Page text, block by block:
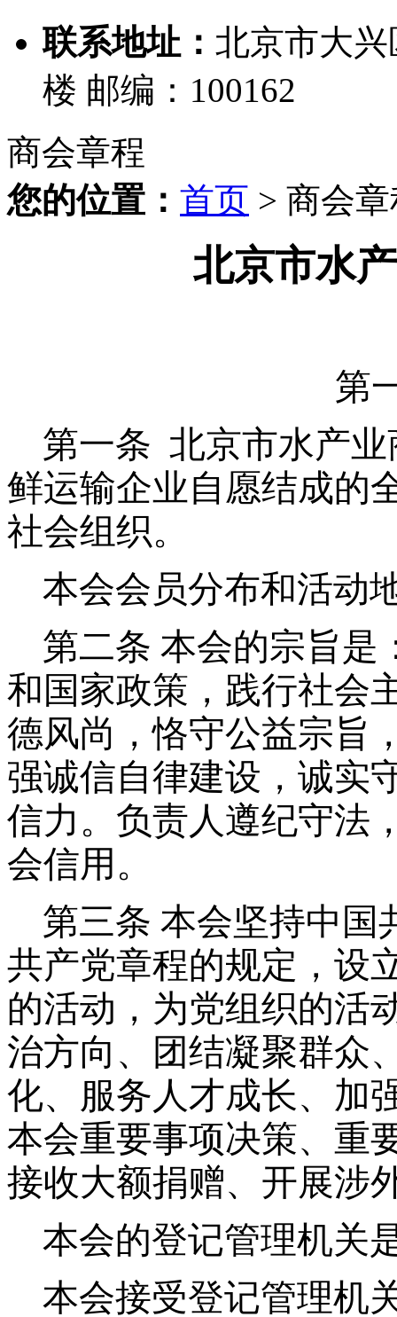
联系地址： 北京市大
楼 邮编：100162
商会章程
您的位置： 首页 > 商会
北京市水
第
第一条 北京市水产
鲜运输企业自愿结成的
社会组织。
本会会员分布和活动
第二条 本会的宗旨是
和国家政策，践行社会
德风尚，恪守公益宗旨
强诚信自律建设，诚实
信力。负责人遵纪守法
会信用。
第三条 本会坚持中国
共产党章程的规定，设
的活动，为党组织的活
治方向、团结凝聚群众
化、服务人才成长、加
本会重要事项决策、重
接收大额捐赠、开展涉
本会的登记管理机关
本会接受登记管理机